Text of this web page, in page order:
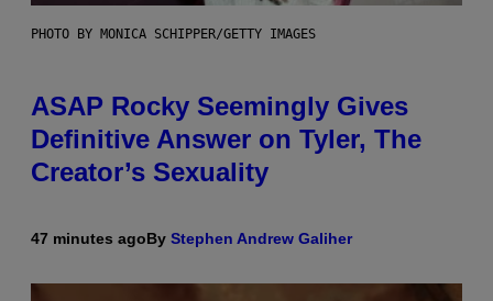
PHOTO BY MONICA SCHIPPER/GETTY IMAGES
ASAP Rocky Seemingly Gives
Definitive Answer on Tyler, The
Creator’s Sexuality
47 minutes agoBy Stephen Andrew Galiher